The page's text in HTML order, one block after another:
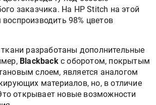
заказчика. На HP Stitch на этой
98% цветов
разработаны дополнительные
Blackbackс оборотом, покрытым
слоем, является аналогом
материалов, но, в отличие
открывает новые возможности